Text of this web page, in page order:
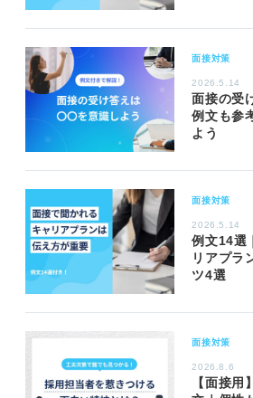
面接対策
2026.5.14
面接の受
例文も参
よう
面接対策
2026.5.14
例文14選
リアプラ
ツ4選
面接対策
2026.8.6
【面接用